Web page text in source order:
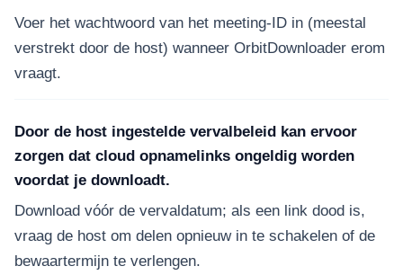
Voer het wachtwoord van het meeting-ID in (meestal
verstrekt door de host) wanneer OrbitDownloader erom
vraagt.
Door de host ingestelde vervalbeleid kan ervoor
zorgen dat cloud opnamelinks ongeldig worden
voordat je downloadt.
Download vóór de vervaldatum; als een link dood is,
vraag de host om delen opnieuw in te schakelen of de
bewaartermijn te verlengen.